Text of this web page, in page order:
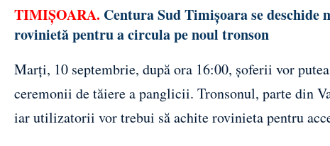
TIMIȘOARA. Centura Sud Timișoara se
rovinietă pentru a circula pe noul tronson
Marți, 10 septembrie, după ora 16:00, șoferii vor
ceremonii de tăiere a panglicii. Tronsonul, parte din
iar utilizatorii vor trebui să achite rovinieta pentru